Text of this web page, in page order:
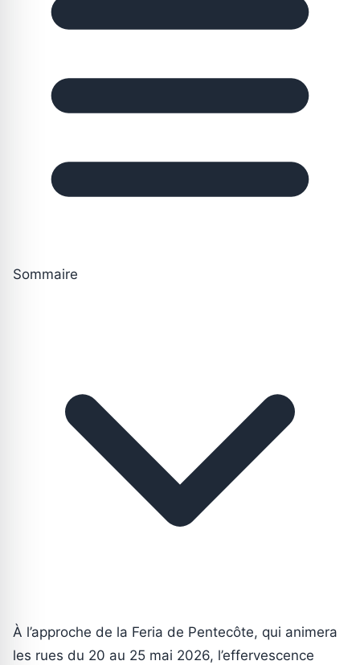
Sommaire
À l’approche de la Feria de Pentecôte, qui animera
les rues du 20 au 25 mai 2026, l’effervescence